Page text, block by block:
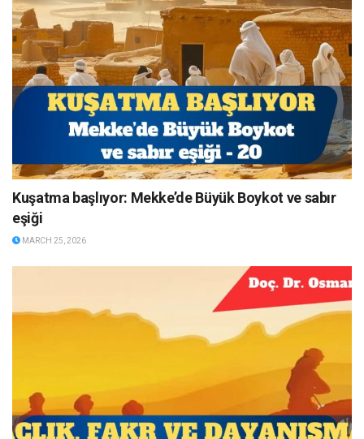
Kuşatma başlıyor: Mekke’de Büyük Boykot ve sabır
eşiği
MARCH 25, 2026